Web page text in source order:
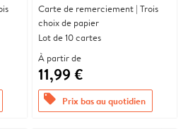
Carte de remerciement | Trois
choix de papier
Lot de 10 cartes
À partir de
11,99 €
offers Prix bas au quotidien